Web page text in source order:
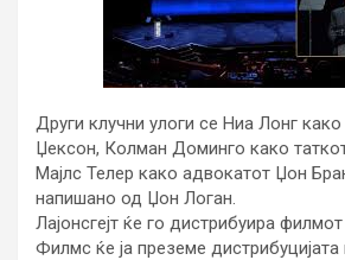
Други клучни улоги се Ниа Лонг како
Џексон, Колман Доминго како
Мајлс Телер како адвокатот Џон
напишано од Џон Логан.
Лајонсгејт ќе го дистрибуира
Филмс ќе ја преземе дистрибуцијата